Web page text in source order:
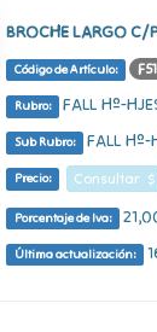
BROCHE LARGO
Código de Artículo:
Rubro: FALL Hº-
Sub Rubro: FALL Hº-
Precio: Consultar $
Porcentaje de Iva:
Última actualización: